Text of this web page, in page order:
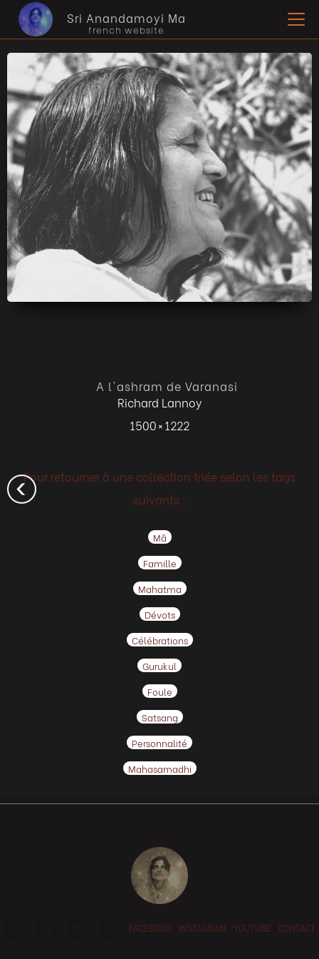
Sri Anandamoyi Ma
french website
A l'ashram de Varanasi
Richard Lannoy
1500 × 1222
Pour retourner à une collection triée selon les tags
suivants :
Mâ
Famille
Mahatma
Dévots
Célébrations
Gurukul
Foule
Satsang
Personnalité
Mahasamadhi
FACEBOOK INSTAGRAM YOUTUBE CONTACT